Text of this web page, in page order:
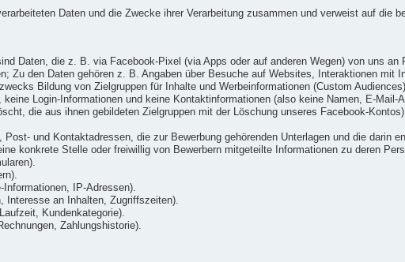
Daten und die Zwecke ihrer Verarbeitung zusammen und verweist auf die
Daten, die z. B. via Facebook-Pixel (via Apps oder auf anderen Wegen) von uns
Zu den Daten gehören z. B. Angaben über Besuche auf Websites, Interaktionen
Bildung von Zielgruppen für Inhalte und Werbeinformationen (Custom
Login-Informationen und keine Kontaktinformationen (also keine Namen, E-Mail-
die aus ihnen gebildeten Zielgruppen mit der Löschung unseres Facebook-Kontos).
und Kontaktadressen, die zur Bewerbung gehörenden Unterlagen und die darin
konkrete Stelle oder freiwillig von Bewerbern mitgeteilte Informationen zu deren
IP-Adressen).
Interesse an Inhalten, Zugriffszeiten).
Kundenkategorie).
Zahlungshistorie).